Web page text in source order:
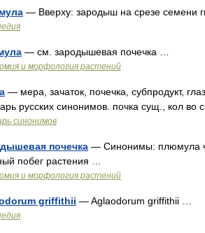
— Вверху: зародыш на срезе семени
— см. зародышевая почечка …
и морфология растений
— мера, зачаток, почечка, субпродукт,
русских синонимов. почка сущ., кол во
синонимов
почечка — Синонимы: плюмула
побег растения …
и морфология растений
griffithii — Aglaodorum griffithii …